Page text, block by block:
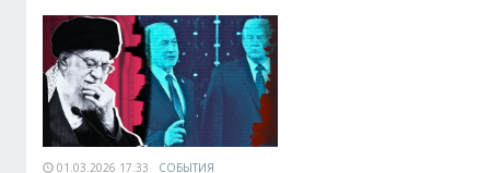
01.03.2026 17:33 СОБЫТИЯ